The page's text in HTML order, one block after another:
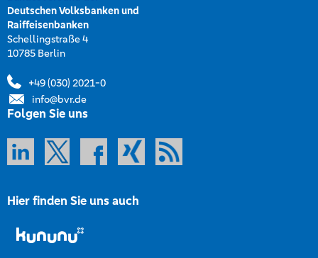
Deutschen Volksbanken und
Raiffeisenbanken
Schellingstraße 4
10785 Berlin
+49 (030) 2021-0
info@bvr.de
Folgen Sie uns
Hier finden Sie uns auch